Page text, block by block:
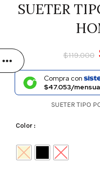
SUETER
$119.000
Compra con
$47.053/
SUETER TIPO
Color